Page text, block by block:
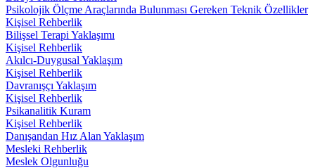
Psikolojik Ölçme Araçlarında Bulunması Gereken Teknik Özellikler
Kişisel Rehberlik
Bilişsel Terapi Yaklaşımı
Kişisel Rehberlik
Akılcı-Duygusal Yaklaşım
Kişisel Rehberlik
Davranışçı Yaklaşım
Kişisel Rehberlik
Psikanalitik Kuram
Kişisel Rehberlik
Danışandan Hız Alan Yaklaşım
Mesleki Rehberlik
Meslek Olgunluğu